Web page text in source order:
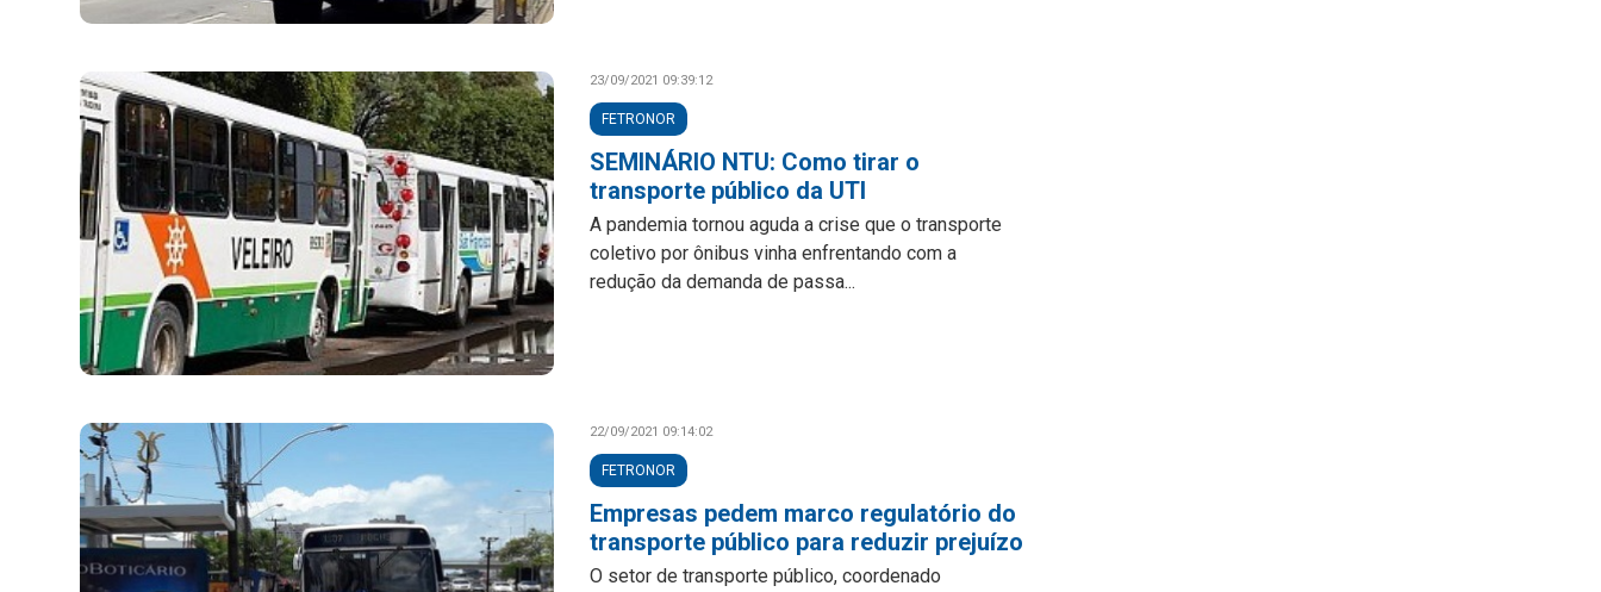
23/09/2021 09:39:12
FETRONOR
SEMINÁRIO NTU: Como tirar o
transporte público da UTI
A pandemia tornou aguda a crise que o transporte
coletivo por ônibus vinha enfrentando com a
redução da demanda de passa...
22/09/2021 09:14:02
FETRONOR
Empresas pedem marco regulatório do
transporte público para reduzir prejuízo
O setor de transporte público, coordenado